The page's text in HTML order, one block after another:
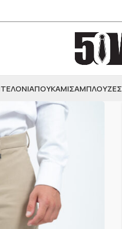
ΠΟΥΚΑΜΙΣΑΜΠΛΟΥΖΕΣ